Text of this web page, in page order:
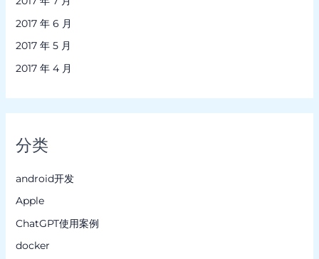
2017 年 6 月
2017 年 5 月
2017 年 4 月
分类
android开发
Apple
ChatGPT使用案例
docker